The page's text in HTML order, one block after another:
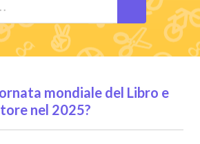
mondiale del Libro e
nel 2025?